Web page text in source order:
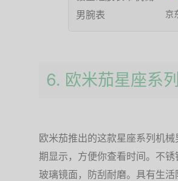
京
6. 欧米茄星座系
欧米茄推出的这款星座系列机
期显示，方便你查看时间。不
玻璃镜面，防刮耐磨。具有生